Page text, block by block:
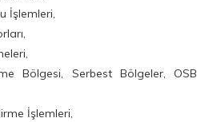
İşlemleri,
Bölgesi, Serbest Bölgeler, OSB
İşlemleri,